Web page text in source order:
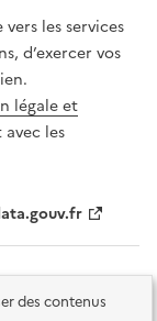
des contenus
les services
d’exercer vos
légale et
les